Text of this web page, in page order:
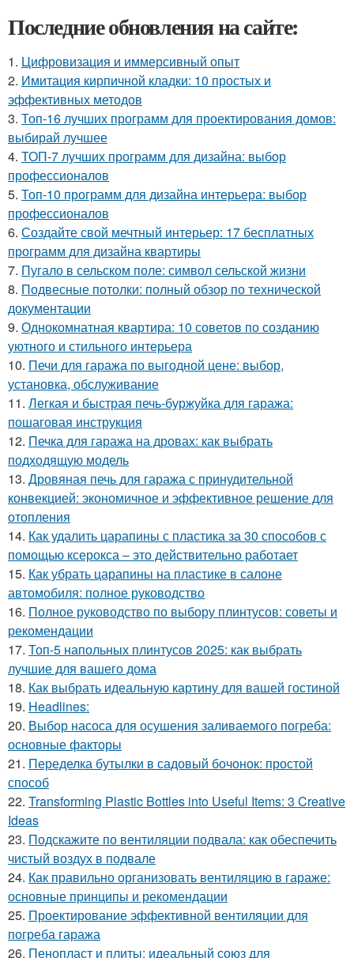
Последние обновления на сайте:
1. Цифровизация и иммерсивный опыт
2. Имитация кирпичной кладки: 10 простых и
эффективных методов
3. Топ-16 лучших программ для проектирования домов:
выбирай лучшее
4. ТОП-7 лучших программ для дизайна: выбор
профессионалов
5. Топ-10 программ для дизайна интерьера: выбор
профессионалов
6. Создайте свой мечтный интерьер: 17 бесплатных
программ для дизайна квартиры
7. Пугало в сельском поле: символ сельской жизни
8. Подвесные потолки: полный обзор по технической
документации
9. Однокомнатная квартира: 10 советов по созданию
уютного и стильного интерьера
10. Печи для гаража по выгодной цене: выбор,
установка, обслуживание
11. Легкая и быстрая печь-буржуйка для гаража:
пошаговая инструкция
12. Печка для гаража на дровах: как выбрать
подходящую модель
13. Дровяная печь для гаража с принудительной
конвекцией: экономичное и эффективное решение для
отопления
14. Как удалить царапины с пластика за 30 способов с
помощью ксерокса – это действительно работает
15. Как убрать царапины на пластике в салоне
автомобиля: полное руководство
16. Полное руководство по выбору плинтусов: советы и
рекомендации
17. Топ-5 напольных плинтусов 2025: как выбрать
лучшие для вашего дома
18. Как выбрать идеальную картину для вашей гостиной
19. Headlines:
20. Выбор насоса для осушения заливаемого погреба:
основные факторы
21. Переделка бутылки в садовый бочонок: простой
способ
22. Transforming Plastic Bottles into Useful Items: 3 Creative
Ideas
23. Подскажите по вентиляции подвала: как обеспечить
чистый воздух в подвале
24. Как правильно организовать вентиляцию в гараже:
основные принципы и рекомендации
25. Проектирование эффективной вентиляции для
погреба гаража
26. Пенопласт и плиты: идеальный союз для